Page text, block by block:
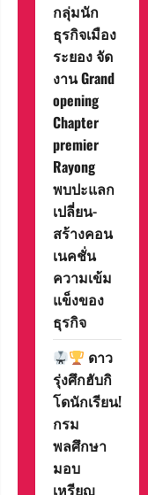
กลุ่มนัก
ธุรกิจเมือง
ระยอง จัด
งาน Grand
opening
Chapter
premier
Rayong
พบปะแลก
เปลี่ยน-
สร้างคอน
เนคชั่น
ความเข้ม
แข็งของ
ธุรกิจ
ดาว
รุ่งศึกฮับกิ
โดนักเรียน!
กรม
พลศึกษา
มอบ
เหรียญ